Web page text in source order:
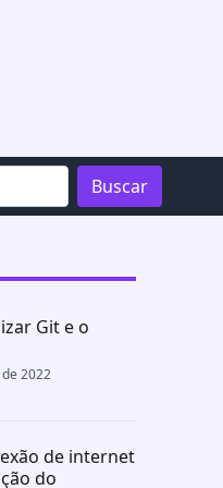
Buscar
Git e o
2022
de internet
do